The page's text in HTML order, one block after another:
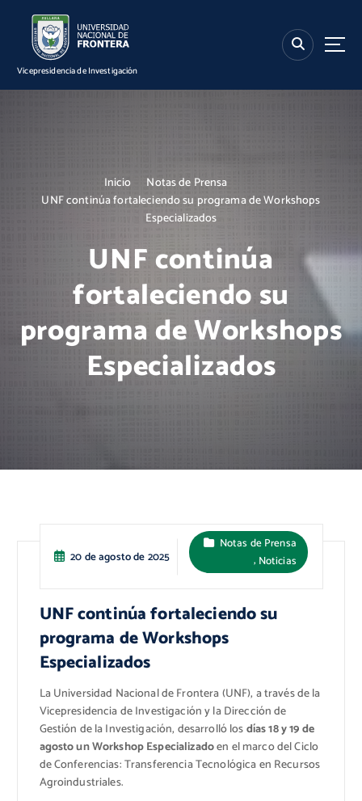
Vicepresidencia de Investigación
Inicio
Notas de Prensa
UNF continúa fortaleciendo su programa de Workshops
Especializados
UNF continúa
fortaleciendo su
programa de Workshops
Especializados
20 de agosto de 2025
Notas de Prensa
, Noticias
UNF continúa fortaleciendo su
programa de Workshops
Especializados
La Universidad Nacional de Frontera (UNF), a través de la
Vicepresidencia de Investigación y la Dirección de
Gestión de la Investigación, desarrolló losdías 18 y 19 de
agosto un Workshop Especializadoen el marco del Ciclo
de Conferencias: Transferencia Tecnológica en Recursos
Agroindustriales.